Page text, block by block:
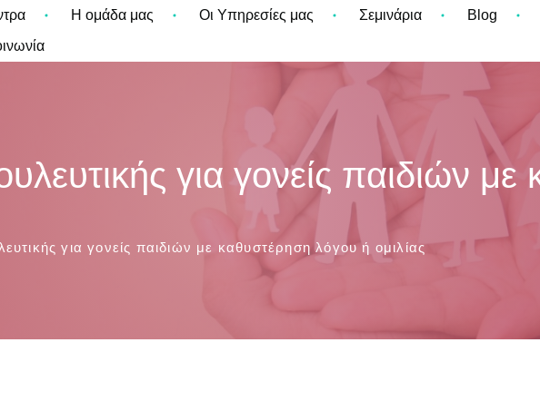
Η ομάδα μας Οι Υπηρεσίες μας Σεμινάρια
Blog
για γονείς παιδιών με
για γονείς παιδιών με καθυστέρηση λόγου ή ομιλίας